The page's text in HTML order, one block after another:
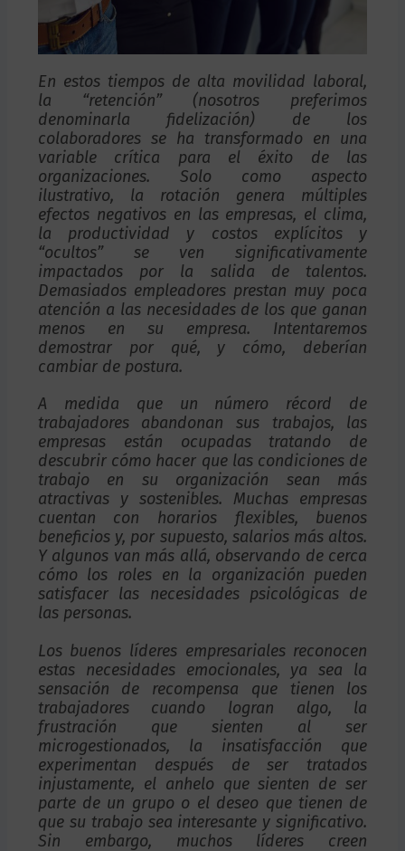
En estos tiempos de alta movilidad laboral,
la “retención” (nosotros preferimos
denominarla fidelización) de los
colaboradores se ha transformado en una
variable crítica para el éxito de las
organizaciones. Solo como aspecto
ilustrativo, la rotación genera múltiples
efectos negativos en las empresas, el clima,
la productividad y costos explícitos y
“ocultos” se ven significativamente
impactados por la salida de talentos.
Demasiados empleadores prestan muy poca
atención a las necesidades de los que ganan
menos en su empresa. Intentaremos
demostrar por qué, y cómo, deberían
cambiar de postura.
A medida que un número récord de
trabajadores abandonan sus trabajos, las
empresas están ocupadas tratando de
descubrir cómo hacer que las condiciones de
trabajo en su organización sean más
atractivas y sostenibles. Muchas empresas
cuentan con horarios flexibles, buenos
beneficios y, por supuesto, salarios más altos.
Y algunos van más allá, observando de cerca
cómo los roles en la organización pueden
satisfacer las necesidades psicológicas de
las personas.
Los buenos líderes empresariales reconocen
estas necesidades emocionales, ya sea la
sensación de recompensa que tienen los
trabajadores cuando logran algo, la
frustración que sienten al ser
microgestionados, la insatisfacción que
experimentan después de ser tratados
injustamente, el anhelo que sienten de ser
parte de un grupo o el deseo que tienen de
que su trabajo sea interesante y significativo.
Sin embargo, muchos líderes creen